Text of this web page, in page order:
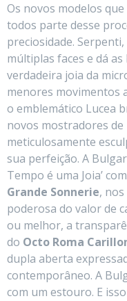
Os novos modelos
todos parte desse
preciosidade.
múltiplas faces e dá
verdadeira joia da
menores movimentos
o emblemático Lucea
novos mostradores
meticulosamente
sua perfeição. A
Tempo é uma Joia’
Grande Sonnerie,
poderosa do valor de
ou melhor, a
do Octo Roma
dupla aberta
contemporâneo. A
com um estouro. E